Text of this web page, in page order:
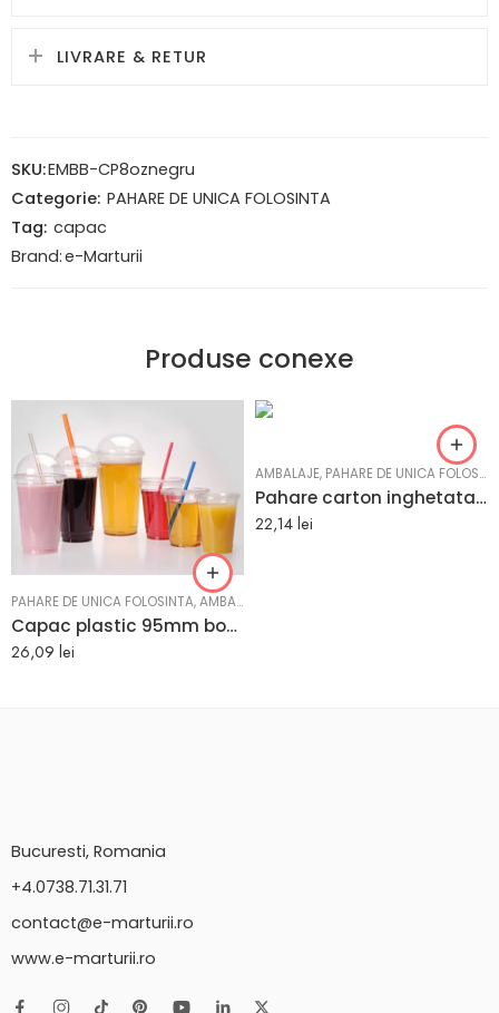
LIVRARE & RETUR
SKU:EMBB-CP8oznegru
Categorie: PAHARE DE UNICA FOLOSINTA
Tag: capac
Brand:e-Marturii
Produse conexe
PAHARE DE UNICA FOLOSINTA,AMBALAJE
Capac plastic 95mm bombat cu gaura 100 buc
26,09 lei
AMBALAJE, PAHARE DE UNICA FOLOSINTA
Pahare carton inghetata PET 250cc 100 buc
22,14lei
Bucuresti, Romania
+4.0738.71.31.71
contact@e-marturii.ro
www.e-marturii.ro